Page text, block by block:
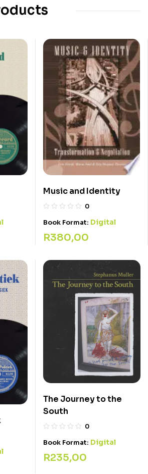
Music and Identity
0
Book Format: Digital
R380,00
The Journey to the
South
0
Book Format: Digital
R235,00